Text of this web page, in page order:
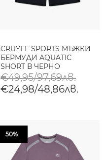
CRUYFF SPORTS МЪЖКИ
БЕРМУДИ AQUATIC
SHORT В ЧЕРНО
€49,95/97,69лв.
€24,98/48,86лв.
50%